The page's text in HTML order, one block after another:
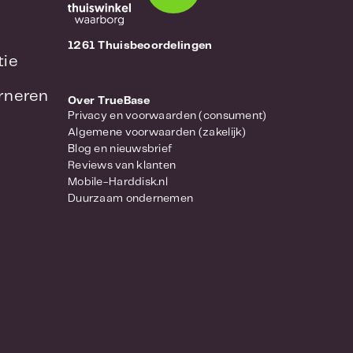
1261 Thuisbeoordelingen
Over TrueBase
Privacy en voorwaarden (consument)
Algemene voorwaarden (zakelijk)
Blog en nieuwsbrief
Reviews van klanten
Mobile-Harddisk.nl
Duurzaam ondernemen